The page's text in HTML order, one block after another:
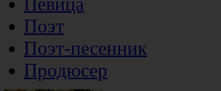
Поэт
Поэт-песенник
Продюсер